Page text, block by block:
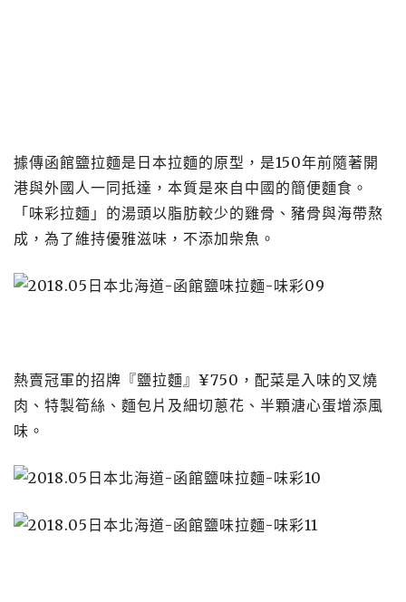
據傳函館鹽拉麵是日本拉麵的原型，是150年前隨著開
港與外國人一同抵達，本質是來自中國的簡便麵食。
「味彩拉麵」的湯頭以脂肪較少的雞骨、豬骨與海帶熬
成，為了維持優雅滋味，不添加柴魚。
熱賣冠軍的招牌『鹽拉麵』¥750，配菜是入味的叉燒
肉、特製筍絲、麵包片及細切蔥花、半顆溏心蛋增添風
味。